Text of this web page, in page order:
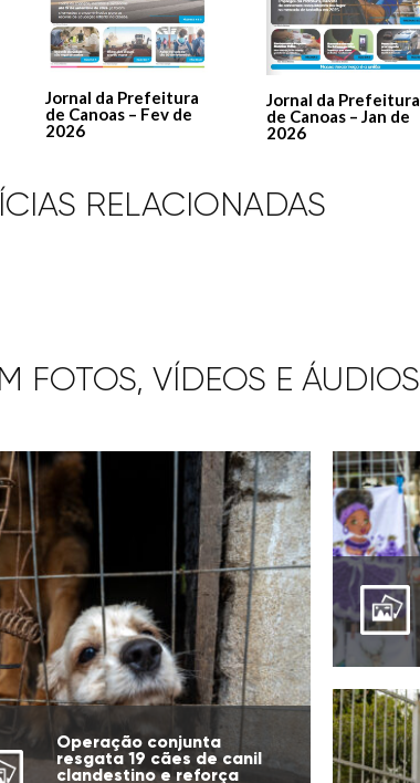
Jornal da Prefeitura
de Canoas – Fev de
2026
Jornal da Prefeitura
de Canoas – Jan de
2026
RELACIONADAS
FOTOS, VÍDEOS E ÁUDIOS
Operação conjunta
resgata 19 cães de canil
clandestino e reforça